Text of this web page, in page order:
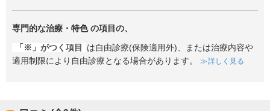
専門的な治療・特色の項目の、
「※」がつく項目
は自由診療(保険適用外)、または治療内容や
適用制限により自由診療となる場合があります。
詳しく見る